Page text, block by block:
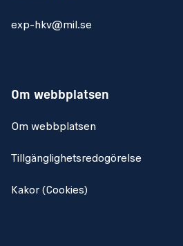
exp-hkv@mil.se
Om webbplatsen
Om webbplatsen
Tillgänglighetsredogörelse
Kakor (Cookies)